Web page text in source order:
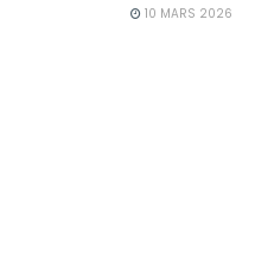
10 MARS 2026